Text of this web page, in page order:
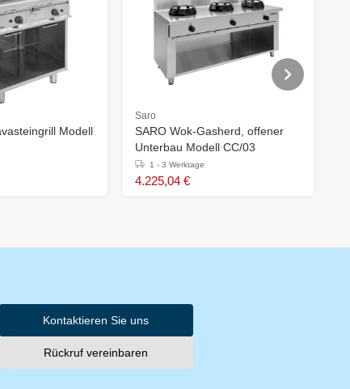
Modell
Saro
SARO Wok-Gasherd, offener
Unterbau Modell CC/03
1 - 3 Werktage
4.225,04 €
Kontaktieren Sie uns
Rückruf vereinbaren